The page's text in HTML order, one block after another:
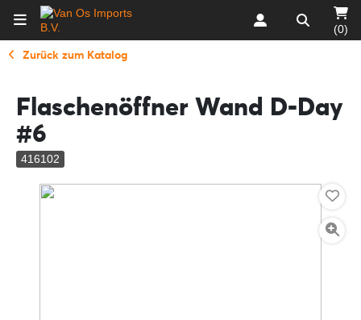
(0)
Zurück zum Katalog
Flaschenöffner Wand D-Day
#6
416102